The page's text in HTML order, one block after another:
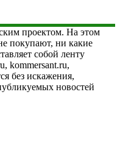
проектом. На этом
покупают, ни какие
собой ленту
kommersant.ru,
без искажения,
новостей